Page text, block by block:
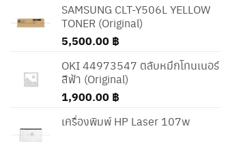
SAMSUNG CLT-Y506L YELLOW
TONER (Original)
5,500.00 ฿
OKI 44973547 ตลับหมึกโทนเนอร์
สีฟ้า (Original)
1,900.00 ฿
เครื่องพิมพ์ HP Laser 107w